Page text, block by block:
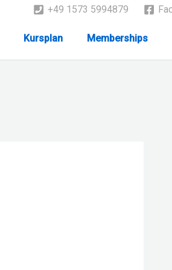
+49 1573 5994879
Kursplan Memberships